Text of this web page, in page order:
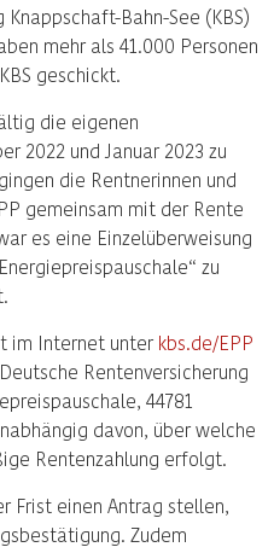
Bahn-See (KBS)
mehr als 41.000 Personen
geschickt.
die eigenen
2022 und Januar 2023 zu
die Rentnerinnen und
gemeinsam mit der Rente
es eine Einzelüberweisung
zu
im Internet unter kbs.de/EPP
Rentenversicherung
44781
davon, über welche
Rentenzahlung erfolgt.
Frist einen Antrag stellen,
Zudem